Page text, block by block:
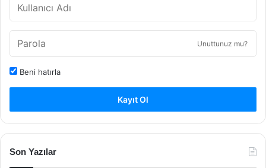
Unuttunuz mu?
Beni hatırla
Kayıt Ol
Son Yazılar